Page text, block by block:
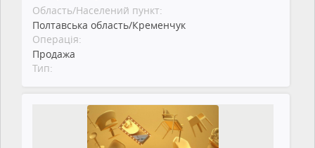
Область/Населений пункт:
Полтавська область/Кременчук
Операція:
Продажа
Тип: